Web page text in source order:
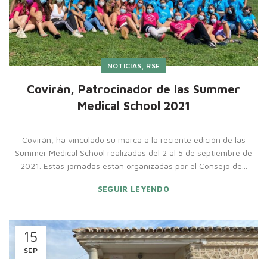
NOTICIAS RSE
Covirán, Patrocinador de las Summer
Medical School 2021
Covirán, ha vinculado su marca a la reciente edición de las
Summer Medical School realizadas del 2 al 5 de septiembre de
2021. Estas jornadas están organizadas por el Consejo de...
SEGUIR LEYENDO
15
SEP